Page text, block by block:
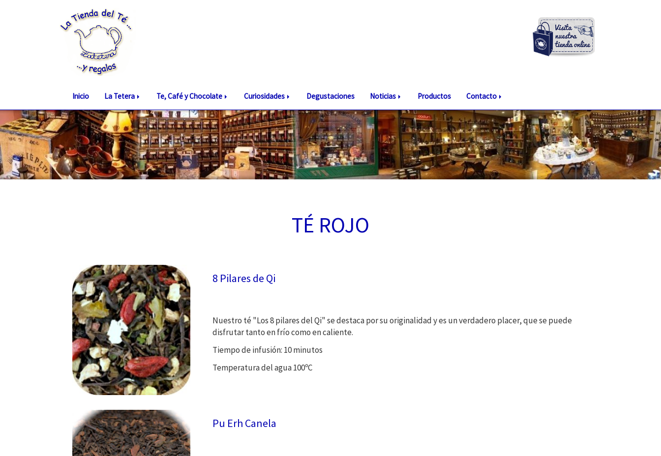
Inicio La Tetera Te, Café y Chocolate Curiosidades Degustaciones Noticias Productos Contacto
TÉ ROJO
8 Pilares de Qi
Nuestro té "Los 8 pilares del Qi" se destaca por su originalidad y es un verdadero placer, que se puede
disfrutar tanto en frío como en caliente.
Tiempo de infusión: 10 minutos
Temperatura del agua 100ºC
Pu Erh Canela